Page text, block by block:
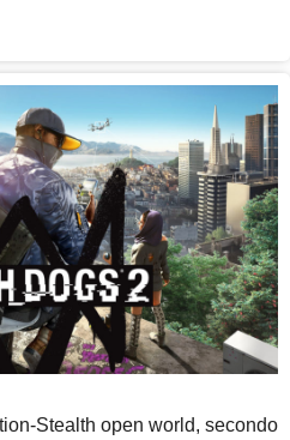
Stealth open world, secondo